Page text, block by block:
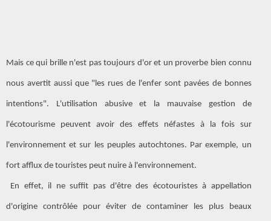
Mais ce qui brille n'est pas toujours d'or et un proverbe bien connu
nous avertit aussi que "les rues de l'enfer sont pavées de bonnes
intentions". L'utilisation abusive et la mauvaise gestion de
l'écotourisme peuvent avoir des effets néfastes à la fois sur
l'environnement et sur les peuples autochtones. Par exemple, un
fort afflux de touristes peut nuire à l'environnement.
En effet, il ne suffit pas d'être des écotouristes à appellation
d'origine contrôlée pour éviter de contaminer les plus beaux